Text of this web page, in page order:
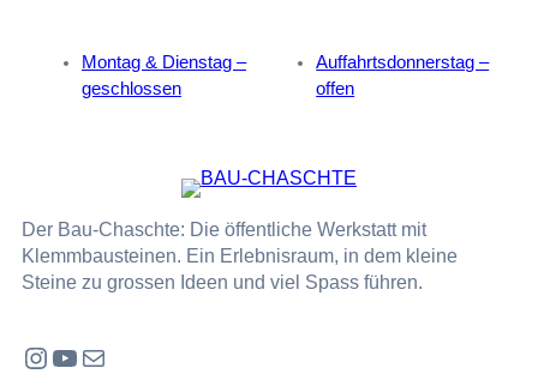
Montag & Dienstag –
geschlossen
Auffahrtsdonnerstag –
offen
Der Bau-Chaschte: Die öffentliche Werkstatt mit
Klemmbausteinen. Ein Erlebnisraum, in dem kleine
Steine zu grossen Ideen und viel Spass führen.
Instagram YouTube E-Mail